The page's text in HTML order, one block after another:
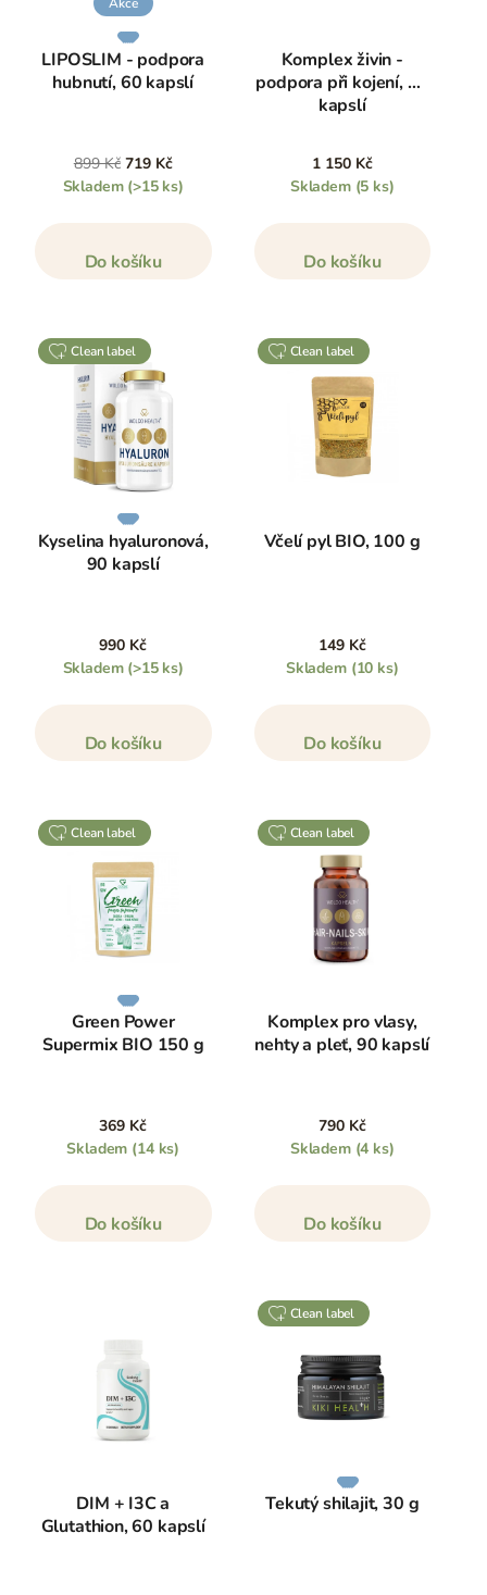
LIPOSLIM - podpora
hubnutí, 60 kapslí
899 Kč 719 Kč
Skladem (>15 ks)
Do košíku
Komplex živin -
podpora při kojení, 90
kapslí
1 150 Kč
Skladem (5 ks)
Do košíku
clean label
Kyselina hyaluronová,
90 kapslí
990 Kč
Skladem (>15 ks)
Do košíku
clean label
Včelí pyl BIO, 100 g
149 Kč
Skladem (10 ks)
Do košíku
clean label
Green Power
Supermix BIO 150 g
369 Kč
Skladem (14 ks)
Do košíku
clean label
Komplex pro vlasy,
nehty a pleť, 90 kapslí
790 Kč
Skladem (4 ks)
Do košíku
DIM + I3C a
Glutathion, 60 kapslí
clean label
Tekutý shilajit, 30 g